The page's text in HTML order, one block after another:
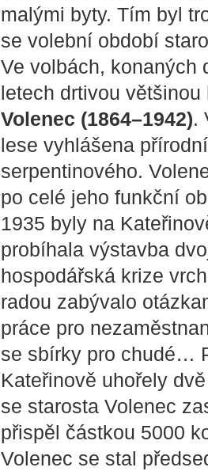
malými byty. Tím byl
se volební období
Ve volbách, konaných
letech drtivou
Volenec (1864–1942).
lese vyhlášena
serpentinového.
po celé jeho funkční
1935 byly na
probíhala výstavba
hospodářská krize
radou zabývalo
práce pro
se sbírky pro chudé…
Kateřinově uhořely
se starosta Volenec
přispěl částkou 5000
Volenec se stal